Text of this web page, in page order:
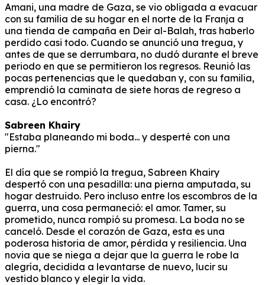
Amani, una madre de Gaza, se vio obligada a evacuar
con su familia de su hogar en el norte de la Franja a
una tienda de campaña en Deir al-Balah, tras haberlo
perdido casi todo. Cuando se anunció una tregua, y
antes de que se derrumbara, no dudó durante el breve
periodo en que se permitieron los regresos. Reunió las
pocas pertenencias que le quedaban y, con su familia,
emprendió la caminata de siete horas de regreso a
casa. ¿Lo encontró?
Sabreen Khairy
"Estaba planeando mi boda... y desperté con una
pierna."
El día que se rompió la tregua, Sabreen Khairy
despertó con una pesadilla: una pierna amputada, su
hogar destruido. Pero incluso entre los escombros de la
guerra, una cosa permaneció: el amor. Tamer, su
prometido, nunca rompió su promesa. La boda no se
canceló. Desde el corazón de Gaza, esta es una
poderosa historia de amor, pérdida y resiliencia. Una
novia que se niega a dejar que la guerra le robe la
alegría, decidida a levantarse de nuevo, lucir su
vestido blanco y elegir la vida.